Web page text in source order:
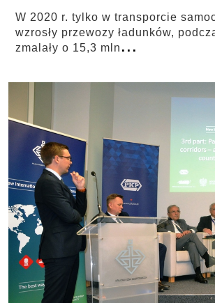
W 2020 r. tylko w transporcie
wzrosły przewozy ładunków,
zmalały o 15,3 mln ...